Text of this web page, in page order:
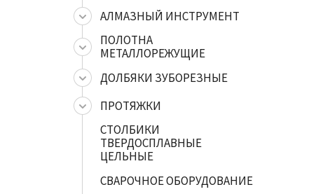
АЛМАЗНЫЙ ИНСТРУМЕНТ
ПОЛОТНА
МЕТАЛЛОРЕЖУЩИЕ
ДОЛБЯКИ ЗУБОРЕЗНЫЕ
ПРОТЯЖКИ
СТОЛБИКИ
ТВЕРДОСПЛАВНЫЕ
ЦЕЛЬНЫЕ
СВАРОЧНОЕ ОБОРУДОВАНИЕ